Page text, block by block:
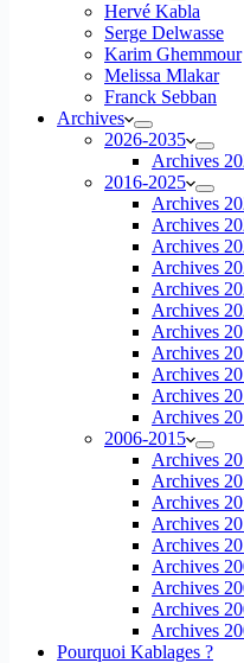
Hervé Kabla
Serge Delwasse
Karim Ghemmour
Melissa Mlakar
Franck Sebban
Archives
2026-2035
Archives
2016-2025
Archives
Archives
Archives
Archives
Archives
Archives
Archives
Archives
Archives
Archives
Archives
2006-2015
Archives
Archives
Archives
Archives
Archives
Archives
Archives
Archives
Archives
Pourquoi Kablages ?